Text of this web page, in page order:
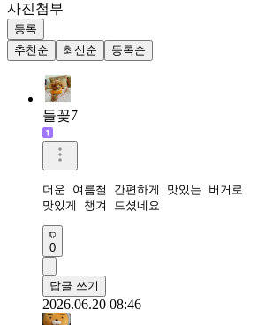
사진첨부
등록
추천순
최신순 등록순
들꽃7
더운 여름철 간편하게 맛있는 버거로
맛있게 챙겨 드셨네요
0
답글 쓰기
2026.06.20 08:46